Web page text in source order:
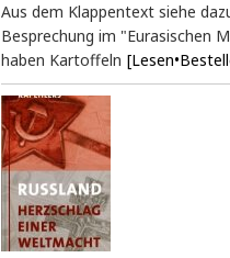
Aus dem Klappentext siehe
Besprechung im "Eurasischen
haben Kartoffeln